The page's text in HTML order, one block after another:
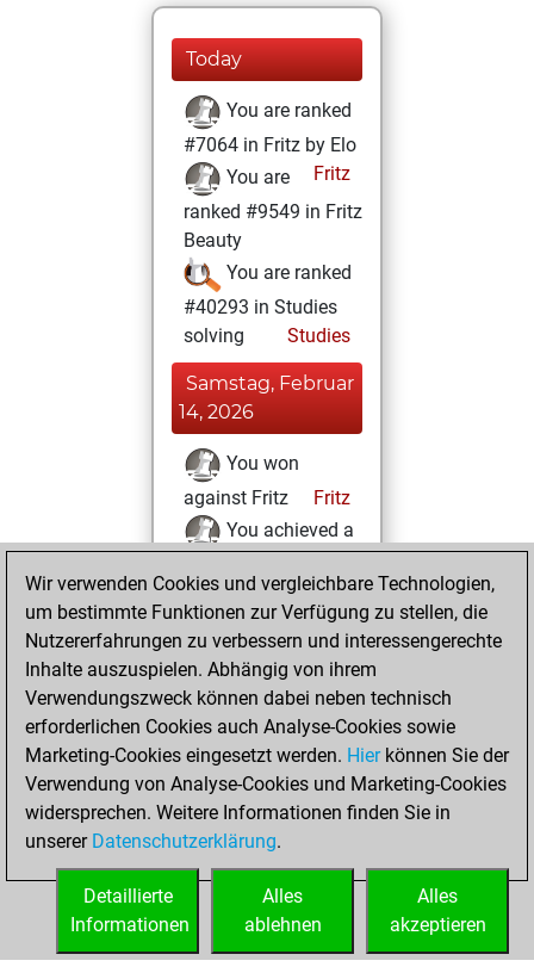
Today
You are ranked
#7064 in Fritz by Elo
Fritz
You are
ranked #9549 in Fritz
Beauty
You are ranked
#40293 in Studies
solving
Studies
Samstag, Februar
14, 2026
You won
against Fritz
Fritz
You achieved a
You achieved a
new Elo of 1610
Samstag, Januar
24, 2026
You created
your Fritz account
Fritz
You
account
Studies
Wir verwenden Cookies und vergleichbare Technologien,
um bestimmte Funktionen zur Verfügung zu stellen, die
Nutzererfahrungen zu verbessern und interessengerechte
Inhalte auszuspielen. Abhängig von ihrem
Verwendungszweck können dabei neben technisch
erforderlichen Cookies auch Analyse-Cookies sowie
Marketing-Cookies eingesetzt werden. Hierkönnen Sie der
Verwendung von Analyse-Cookies und Marketing-Cookies
widersprechen. Weitere Informationen finden Sie in
unserer Datenschutzerklärung.
Alles
akzeptieren
Alles
ablehnen
Detaillierte
Informationen